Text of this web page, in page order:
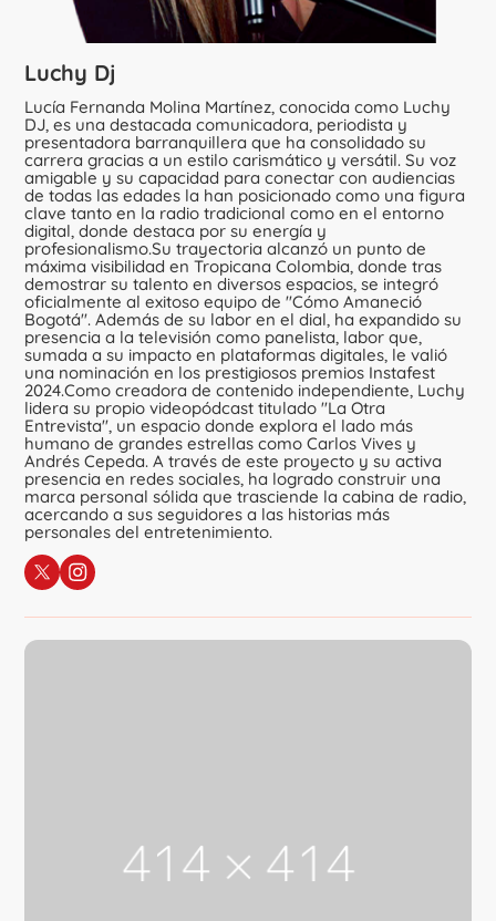
Luchy Dj
Lucía Fernanda Molina Martínez, conocida como Luchy
DJ, es una destacada comunicadora, periodista y
presentadora barranquillera que ha consolidado su
carrera gracias a un estilo carismático y versátil. Su voz
amigable y su capacidad para conectar con audiencias
de todas las edades la han posicionado como una figura
clave tanto en la radio tradicional como en el entorno
digital, donde destaca por su energía y
profesionalismo.Su trayectoria alcanzó un punto de
máxima visibilidad en Tropicana Colombia, donde tras
demostrar su talento en diversos espacios, se integró
oficialmente al exitoso equipo de "Cómo Amaneció
Bogotá". Además de su labor en el dial, ha expandido su
presencia a la televisión como panelista, labor que,
sumada a su impacto en plataformas digitales, le valió
una nominación en los prestigiosos premios Instafest
2024.Como creadora de contenido independiente, Luchy
lidera su propio videopódcast titulado "La Otra
Entrevista", un espacio donde explora el lado más
humano de grandes estrellas como Carlos Vives y
Andrés Cepeda. A través de este proyecto y su activa
presencia en redes sociales, ha logrado construir una
marca personal sólida que trasciende la cabina de radio,
acercando a sus seguidores a las historias más
personales del entretenimiento.
Sigue a Luchy Dj
en Xen Instagram